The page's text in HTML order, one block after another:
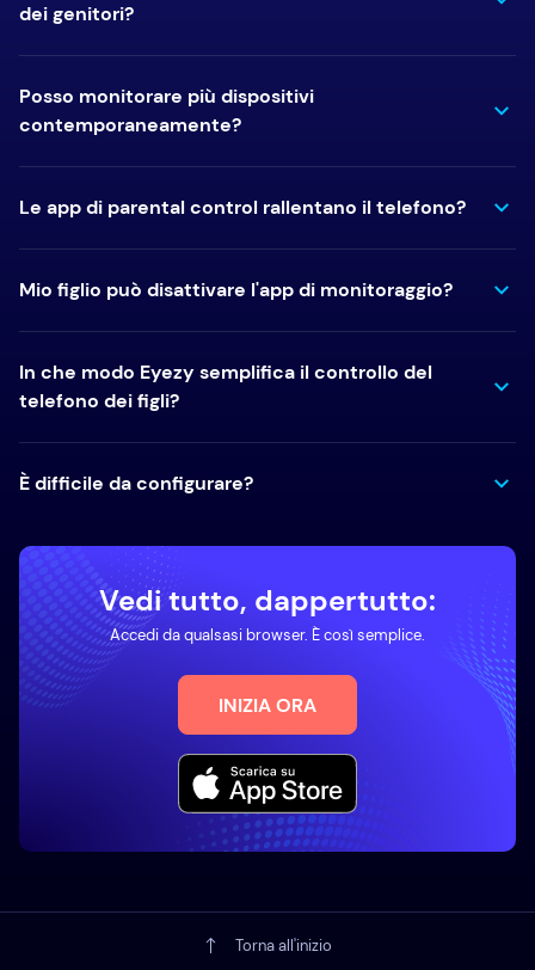
dei genitori?
Posso monitorare più dispositivi
contemporaneamente?
Le app di parental control rallentano il telefono?
Mio figlio può disattivare l'app di monitoraggio?
In che modo Eyezy semplifica il controllo del
telefono dei figli?
È difficile da configurare?
Vedi tutto, dappertutto:
Accedi da qualsasi browser. È così semplice.
INIZIA ORA
Torna all'inizio